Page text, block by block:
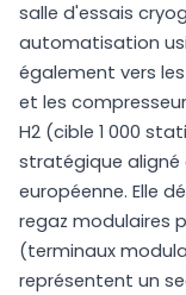
salle d'essais
automatisation
également vers
et les
H2 (cible 1 000
stratégique aligné
européenne. Elle
regaz modulaires
(terminaux
représentent un